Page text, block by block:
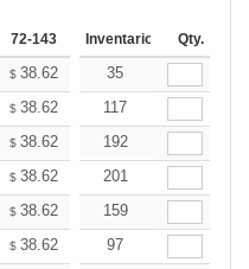
72-143 144-287 288 +
Inventario Qty.
$ 38.62 37.37
35
$ 38.62 37.37
117
$ 38.62 37.37
192
$ 38.62 37.37
201
$ 38.62 37.37
159
$ 38.62 37.37
97